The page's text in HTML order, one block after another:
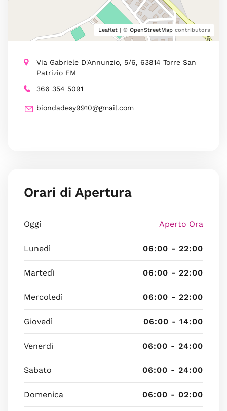
Leaflet | © OpenStreetMap contributors
Via Gabriele D'Annunzio, 5/6, 63814 Torre San
Patrizio FM
366 354 5091
biondadesy9910@gmail.com
Orari di Apertura
Oggi Aperto Ora
Lunedì 06:00 - 22:00
Martedì 06:00 - 22:00
Mercoledì 06:00 - 22:00
Giovedì 06:00 - 14:00
Venerdì 06:00 - 24:00
Sabato 06:00 - 24:00
Domenica 06:00 - 02:00